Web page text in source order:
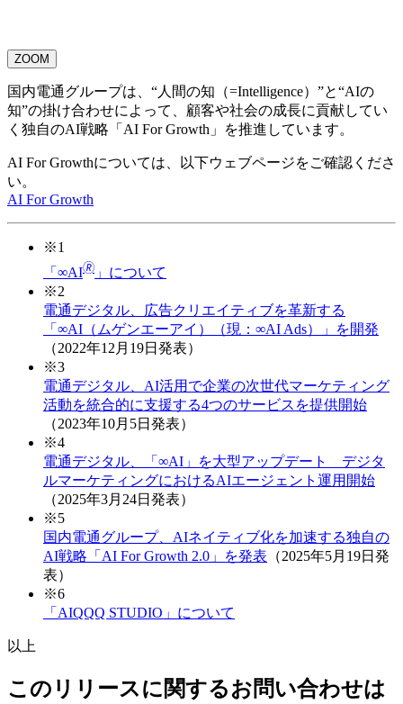
ZOOM
国内電通グループは、“人間の知（=Intelligence）”と“AIの
知”の掛け合わせによって、顧客や社会の成長に貢献してい
く独自のAI戦略「AI For Growth」を推進しています。
AI For Growthについては、以下ウェブページをご確認くださ
い。
AI For Growth
※1
「∞AI🄬 」について
※2
電通デジタル、広告クリエイティブを革新する
「∞AI（ムゲンエーアイ）（現：∞AI Ads）」を開発
（2022年12月19日発表）
※3
電通デジタル、AI活用で企業の次世代マーケティング
活動を統合的に支援する4つのサービスを提供開始
（2023年10月5日発表）
※4
電通デジタル、「∞AI」を大型アップデート デジタ
ルマーケティングにおけるAIエージェント運用開始
（2025年3月24日発表）
※5
国内電通グループ、AIネイティブ化を加速する独自の
AI戦略「AI For Growth 2.0」を発表 （2025年5月19日発
表）
※6
「AIQQQ STUDIO」について
以上
このリリースに関するお問い合わせは